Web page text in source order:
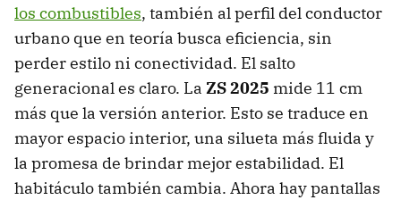
los combustibles, también al perfil del conductor
urbano que en teoría busca eficiencia, sin
perder estilo ni conectividad. El salto
generacional es claro. La ZS 2025 mide 11 cm
más que la versión anterior. Esto se traduce en
mayor espacio interior, una silueta más fluida y
la promesa de brindar mejor estabilidad. El
habitáculo también cambia. Ahora hay pantallas